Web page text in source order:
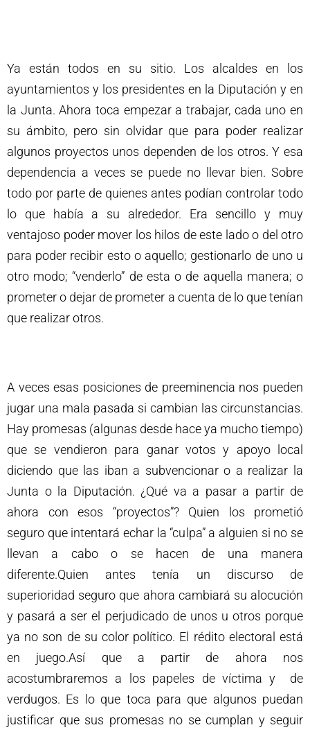
Ya están todos en su sitio. Los alcaldes en los
ayuntamientos y los presidentes en la Diputación y en
la Junta. Ahora toca empezar a trabajar, cada uno en
su ámbito, pero sin olvidar que para poder realizar
algunos proyectos unos dependen de los otros. Y esa
dependencia a veces se puede no llevar bien. Sobre
todo por parte de quienes antes podían controlar todo
lo que había a su alrededor. Era sencillo y muy
ventajoso poder mover los hilos de este lado o del otro
para poder recibir esto o aquello; gestionarlo de uno u
otro modo; “venderlo” de esta o de aquella manera; o
prometer o dejar de prometer a cuenta de lo que tenían
que realizar otros.
A veces esas posiciones de preeminencia nos pueden
jugar una mala pasada si cambian las circunstancias.
Hay promesas (algunas desde hace ya mucho tiempo)
que se vendieron para ganar votos y apoyo local
diciendo que las iban a subvencionar o a realizar la
Junta o la Diputación. ¿Qué va a pasar a partir de
ahora con esos “proyectos”? Quien los prometió
seguro que intentará echar la “culpa” a alguien si no se
llevan a cabo o se hacen de una manera
diferente.Quien antes tenía un discurso de
superioridad seguro que ahora cambiará su alocución
y pasará a ser el perjudicado de unos u otros porque
ya no son de su color político. El rédito electoral está
en juego.Así que a partir de ahora nos
acostumbraremos a los papeles de víctima y de
verdugos. Es lo que toca para que algunos puedan
justificar que sus promesas no se cumplan y seguir